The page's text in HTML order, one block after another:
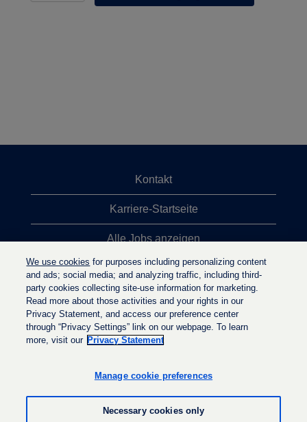
Kontakt
Karriere-Startseite
Alle Jobs anzeigen
Top-Jobsuchen
Datenschutzrichtlinie
r
a
u
f
r
u
a
We use cookies for purposes including personalizing content
and ads; social media; and analyzing traffic, including third-
party cookies collecting site-use information for marketing.
Read more about those activities and your rights in our
Privacy Statement, and access our preference center
through “Privacy Settings” link on our webpage. To learn
more, visit our Privacy Statement
Manage cookie preferences
Necessary cookies only